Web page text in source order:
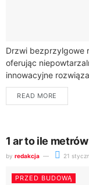
Drzwi bezprzylgowe
oferując
innowacyjne
ościeżnicą,
READ MORE
1 ar to ile
by redakcja 21
PRZED BUDOWĄ